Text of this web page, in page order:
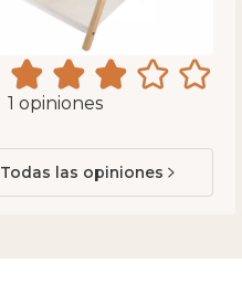
1 opiniones
Todas las opiniones